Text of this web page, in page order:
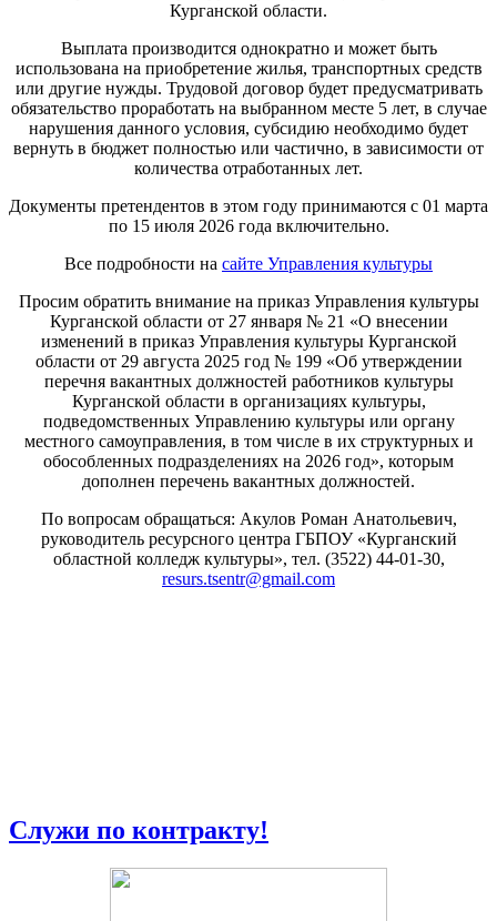
Курганской области.
Выплата производится однократно и может быть
использована на приобретение жилья, транспортных средств
или другие нужды. Трудовой договор будет предусматривать
обязательство проработать на выбранном месте 5 лет, в случае
нарушения данного условия, субсидию необходимо будет
вернуть в бюджет полностью или частично, в зависимости от
количества отработанных лет.
Документы претендентов в этом году принимаются с 01 марта
по 15 июля 2026 года включительно.
Все подробности на сайте Управления культуры
Просим обратить внимание на приказ Управления культуры
Курганской области от 27 января № 21 «О внесении
изменений в приказ Управления культуры Курганской
области от 29 августа 2025 год № 199 «Об утверждении
перечня вакантных должностей работников культуры
Курганской области в организациях культуры,
подведомственных Управлению культуры или органу
местного самоуправления, в том числе в их структурных и
обособленных подразделениях на 2026 год», которым
дополнен перечень вакантных должностей.
По вопросам обращаться: Акулов Роман Анатольевич,
руководитель ресурсного центра ГБПОУ «Курганский
областной колледж культуры», тел. (3522) 44-01-30,
resurs.tsentr@gmail.com
Служи по контракту!